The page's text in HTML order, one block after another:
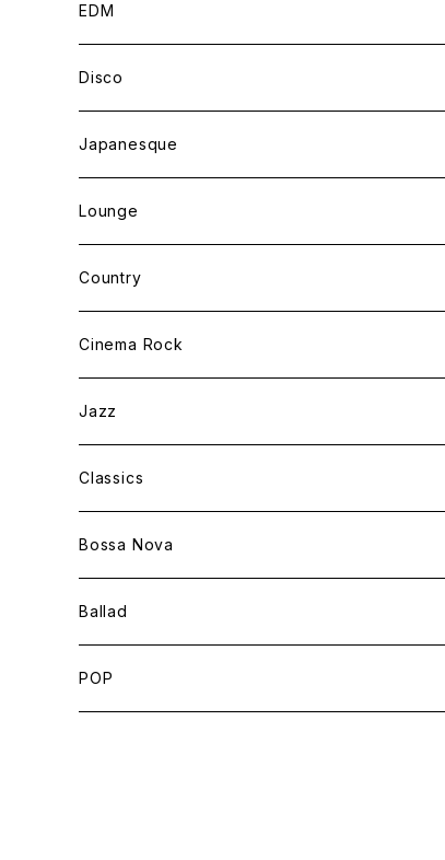
EDM
Tropical EDM
Disco
Japanesque
Lounge
Country
Cinema Rock
Jazz
Classics
Bossa Nova
Ballad
POP